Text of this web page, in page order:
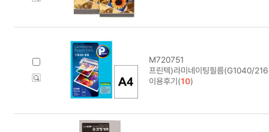
M720751
프린텍)라미네이팅필름(G1040/
이용후기(10)